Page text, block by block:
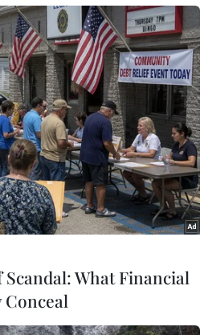
lần đầu trải nghiệm
Linh-Hà Đông
6/11, rất đông người dân đã
để chung vui và hào hứng
chuyến tàu đầu tiên của dự án
Hà Đông.
What Financial